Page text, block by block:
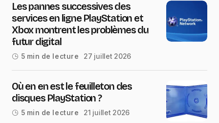
Les pannes successives des
services en ligne PlayStation et
Xbox montrent les problèmes du
futur digital
5 min de lecture 27 juillet 2026
Où en en est le feuilleton des
disques PlayStation ?
5 min de lecture 21 juillet 2026